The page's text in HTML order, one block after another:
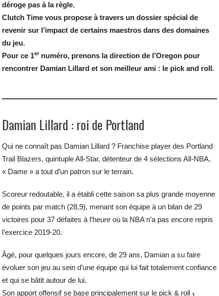
déroge pas à la règle.
Clutch Time vous propose à travers un dossier spécial de
revenir sur l’impact de certains maestros dans des domaines
du jeu.
Pour ce 1er numéro, prenons la direction de l’Oregon pour
rencontrer Damian Lillard et son meilleur ami : le pick and roll.
Damian Lillard : roi de Portland
Qui ne connaît pas Damian Lillard ? Franchise player des Portland
Trail Blazers, quintuple All-Star, détenteur de 4 sélections All-NBA,
« Dame » a tout d’un patron sur le terrain.
Scoreur redoutable, il a établi cette saison sa plus grande moyenne
de points par match (28,9), menant son équipe à un bilan de 29
victoires pour 37 défaites à l’heure où la NBA n’a pas encore repris
l’exercice 2019-20.
Âgé, pour quelques jours encore, de 29 ans, Damian a su faire
évoluer son jeu au sein d’une équipe qui lui fait totalement confiance
et qui se bâtit autour de lui.
Son apport offensif se base principalement sur le pick & roll